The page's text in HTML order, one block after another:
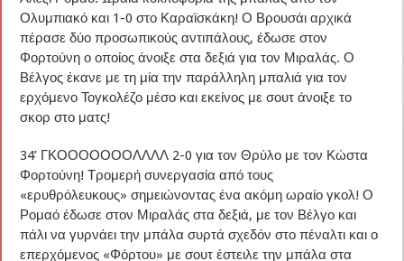
Ολυμπιακό και 1-0 στο Καραϊσκάκη! Ο Βρουσάι αρχικά
πέρασε δύο προσωπικούς αντιπάλους, έδωσε στον
Φορτούνη ο οποίος άνοιξε στα δεξιά για τον Μιραλάς. Ο
Βέλγος έκανε με τη μία την παράλληλη μπαλιά για τον
ερχόμενο Τογκολέζο μέσο και εκείνος με σουτ άνοιξε το
σκορ στο ματς!
34’ ΓΚΟΟΟΟΟΟΟΛΛΛΛ 2-0 για τον Θρύλο με τον Κώστα
Φορτούνη! Τρομερή συνεργασία από τους
«ερυθρόλευκους» σημειώνοντας ένα ακόμη ωραίο γκολ! Ο
Ρομαό έδωσε στον Μιραλάς στα δεξιά, με τον Βέλγο και
πάλι να γυρνάει την μπάλα συρτά σχεδόν στο πέναλτι και ο
επερχόμενος «Φόρτου» με σουτ έστειλε την μπάλα στα